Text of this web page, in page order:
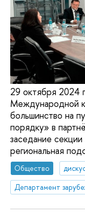
29 октября 2024
Международной
большинство на
порядку» в
заседание
региональная
Общество